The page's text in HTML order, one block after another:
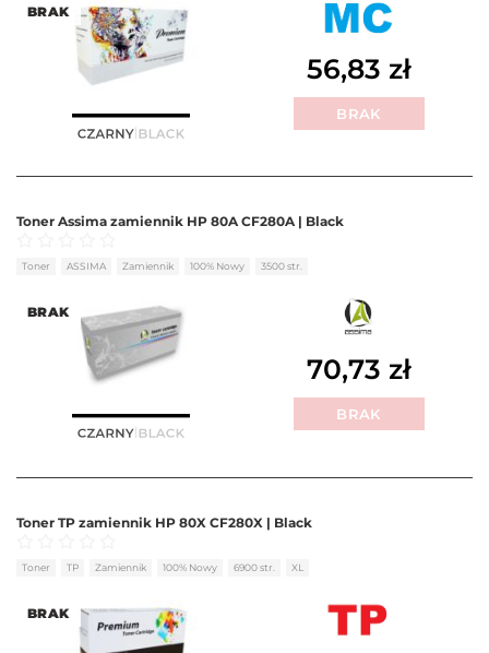
BRAK
56,83 zł
BRAK
BRAK
Toner Assima zamiennik HP 80A CF280A | Black
Oceniono 0na 5
Toner ASSIMA Zamiennik 100% Nowy 3500 str.
70,73 zł
BRAK
BRAK
Toner TP zamiennik HP 80X CF280X | Black
Oceniono0na 5
Toner TP Zamiennik 100% Nowy 6900 str. XL